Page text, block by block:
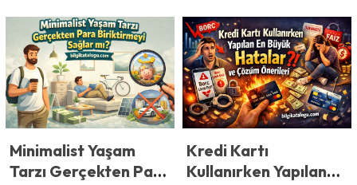
Başlayanlar Rehberi
Minimalist Yaşam
Tarzı Gerçekten Para
Kredi Kartı
Kullanırken Yapılan